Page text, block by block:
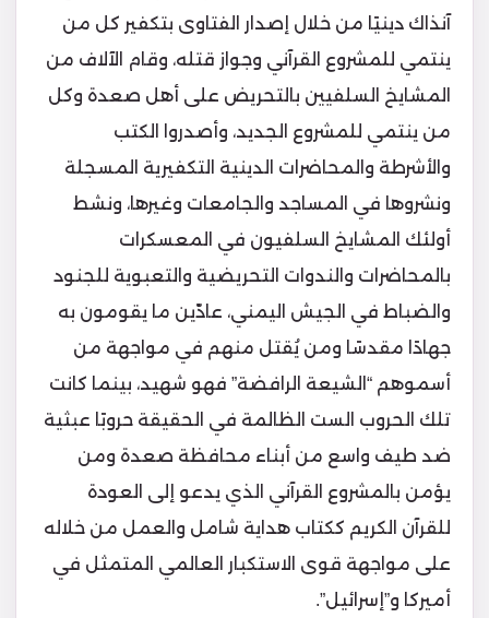
آنذاك دينيًا من خلال إصدار الفتاوى بتكفير كل من
ينتمي للمشروع القرآني وجواز قتله، وقام الآلاف من
المشايخ السلفيين بالتحريض على أهل صعدة وكل
من ينتمي للمشروع الجديد، وأصدروا الكتب
والأشرطة والمحاضرات الدينية التكفيرية المسجلة
ونشروها في المساجد والجامعات وغيرها، ونشط
أولئك المشايخ السلفيون في المعسكرات
بالمحاضرات والندوات التحريضية والتعبوية للجنود
والضباط في الجيش اليمني، عادّين ما يقومون به
جهادًا مقدسًا ومن يُقتل منهم في مواجهة من
أسموهم “الشيعة الرافضة” فهو شهيد، بينما كانت
تلك الحروب الست الظالمة في الحقيقة حروبًا عبثية
ضد طيف واسع من أبناء محافظة صعدة ومن
يؤمن بالمشروع القرآني الذي يدعو إلى العودة
للقرآن الكريم ككتاب هداية شامل والعمل من خلاله
على مواجهة قوى الاستكبار العالمي المتمثل في
أميركا و”إسرائيل”.